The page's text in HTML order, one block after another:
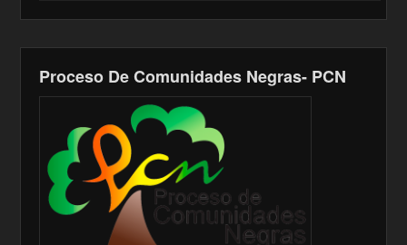
Proceso De Comunidades Negras- PCN